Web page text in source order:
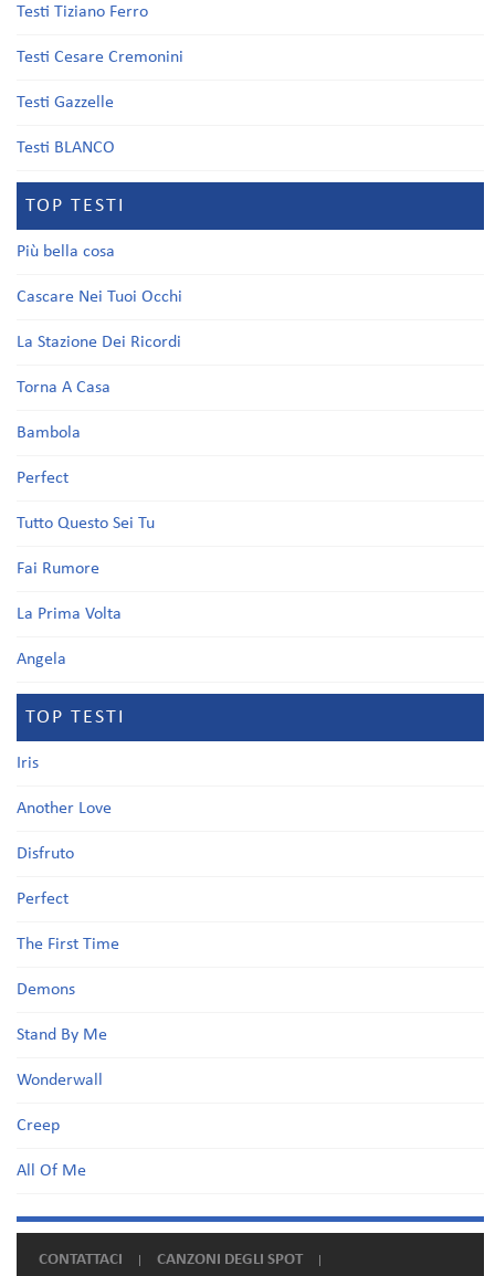
Testi Tiziano Ferro
Testi Cesare Cremonini
Testi Gazzelle
Testi BLANCO
TOP TESTI
Più bella cosa
Cascare Nei Tuoi Occhi
La Stazione Dei Ricordi
Torna A Casa
Bambola
Perfect
Tutto Questo Sei Tu
Fai Rumore
La Prima Volta
Angela
TOP TESTI
Iris
Another Love
Disfruto
Perfect
The First Time
Demons
Stand By Me
Wonderwall
Creep
All Of Me
CONTATTACI
CANZONI DEGLI SPOT